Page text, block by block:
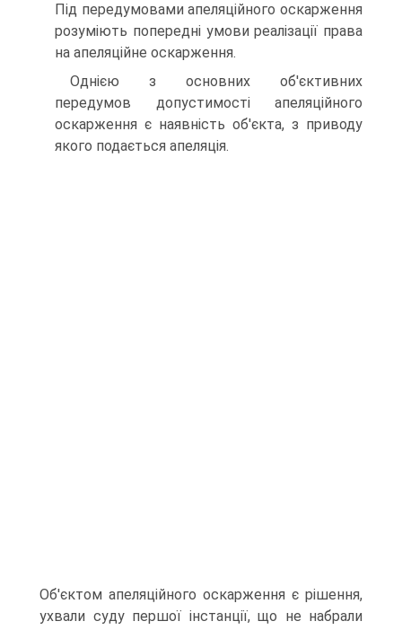
Під передумовами апеляційного оскарження
розуміють попередні умови реалізації права
на апеляційне оскарження.
Однією з основних об'єктивних
передумов допустимості апеляційного
оскарження є наявність об'єкта, з приводу
якого подається апеляція.
Об'єктом апеляційного оскарження є рішення,
ухвали суду першої інстанції, що не набрали